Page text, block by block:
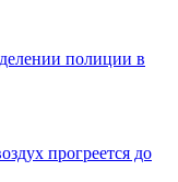
полиции в
прогреется до